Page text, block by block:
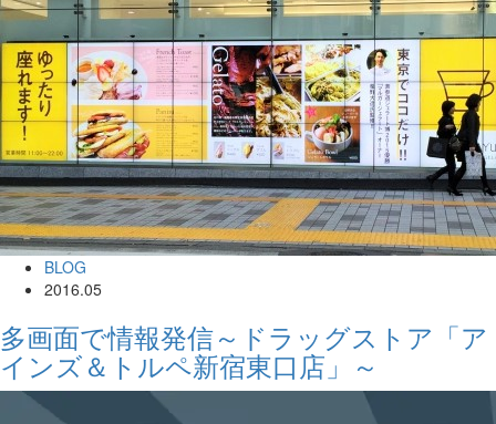
BLOG
2016.05
多画面で情報発信～ドラッグストア「ア
インズ＆トルペ新宿東口店」～